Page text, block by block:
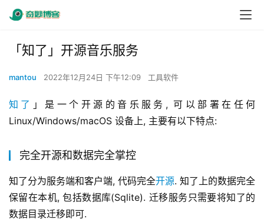
「知了」开源音乐服务
mantou 2022年12月24日 下午12:09 工具软件
知了 」是一个开源的音乐服务, 可以部署在任何
Linux/Windows/macOS 设备上, 主要有以下特点:
完全开源和数据完全掌控
知了分为服务端和客户端, 代码完全开源. 知了上的数据完全
保留在本机, 包括数据库(Sqlite). 迁移服务只需要将知了的
数据目录迁移即可.